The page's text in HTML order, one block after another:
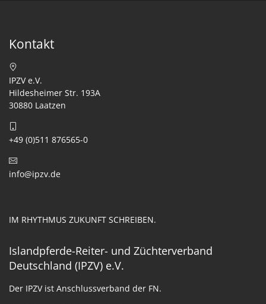
Kontakt
IPZV e.V.
Hildesheimer Str. 193A
30880 Laatzen
+49 (0)511 876565-0
info@ipzv.de
IM RHYTHMUS ZUKUNFT SCHREIBEN.
Islandpferde-Reiter- und Züchterverband
Deutschland (IPZV) e.V.
Der IPZV ist Anschlussverband der FN.